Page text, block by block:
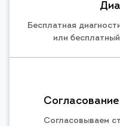
Бесплатная
или
Согласовываем